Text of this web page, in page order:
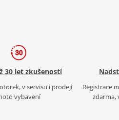
30 let zkušeností
v servisu i prodeji
vybavení
Registrace
zdarma,